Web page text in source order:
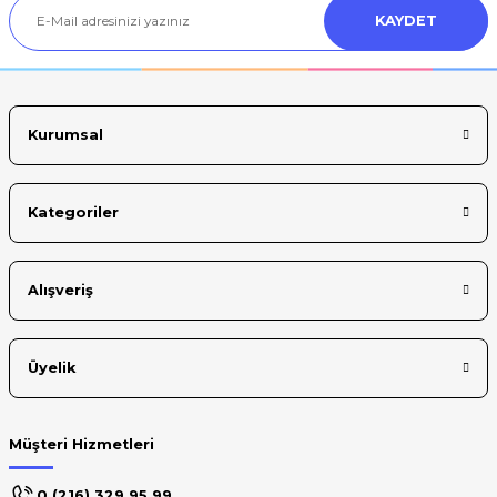
Ürün bilgilerinde hatalar bulunuyor.
KAYDET
Kurumsal
Kategoriler
Alışveriş
Üyelik
Müşteri Hizmetleri